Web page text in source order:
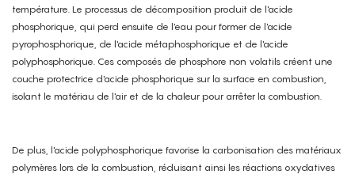
température. Le processus de décomposition produit de l'acide
phosphorique, qui perd ensuite de l'eau pour former de l'acide
pyrophosphorique, de l'acide métaphosphorique et de l'acide
polyphosphorique. Ces composés de phosphore non volatils créent une
couche protectrice d'acide phosphorique sur la surface en combustion,
isolant le matériau de l'air et de la chaleur pour arrêter la combustion.
De plus, l'acide polyphosphorique favorise la carbonisation des matériaux
polymères lors de la combustion, réduisant ainsi les réactions oxydatives